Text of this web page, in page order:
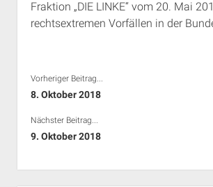
Rechte Termine München
Über a.i.d.a.
RSS-Feeds, Twitter &
Fraktion „DIE LINKE“ vom 20. Mai
rechtsextremen Vorfällen in der
Vorheriger Beitrag...
8. Oktober 2018
Nächster Beitrag...
9. Oktober 2018